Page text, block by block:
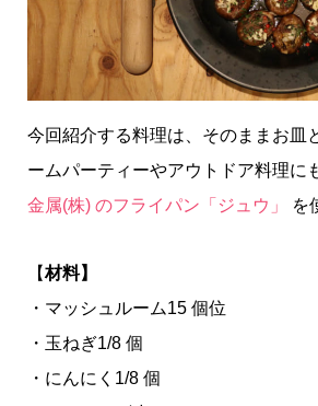
今回紹介する料理は、そのままお皿
ームパーティーやアウトドア料理に
金属(株) のフライパン「ジュウ」
を
【材料】
・マッシュルーム15 個位
・玉ねぎ1/8 個
・にんにく1/8 個